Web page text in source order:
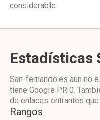
considerable.
Estadísticas
San-fernando.es aún no
tiene Google PR 0.
de enlaces entrantes que
Rangos